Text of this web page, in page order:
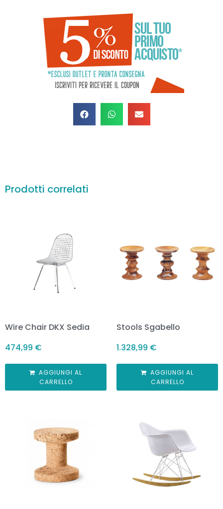
Prodotti correlati
Wire Chair DKX Sedia
474,99 €
AGGIUNGI AL
CARRELLO
Stools Sgabello
1.328,99 €
AGGIUNGI AL
CARRELLO